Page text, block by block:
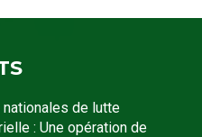
de lutte
: Une opération de